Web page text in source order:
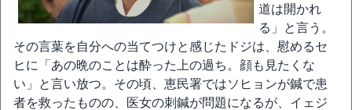
道は開かれ
る」と言う。
その言葉を自分への当てつけと感じたドジは、慰めるセ
ヒに「あの晩のことは酔った上の過ち。顔も見たくな
い」と言い放つ。その頃、恵民署ではソヒョンが鍼で患
者を救ったものの、医女の刺鍼が問題になるが、イェジ